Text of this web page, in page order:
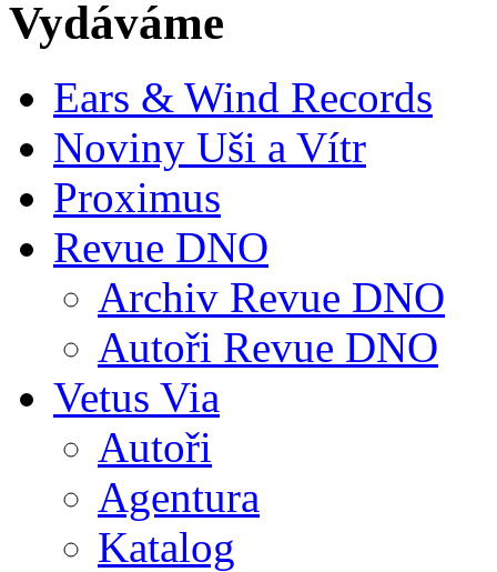
Vydáváme
Ears & Wind Records
Noviny Uši a Vítr
Proximus
Revue DNO
Archiv Revue DNO
Autoři Revue DNO
Vetus Via
Autoři
Agentura
Katalog